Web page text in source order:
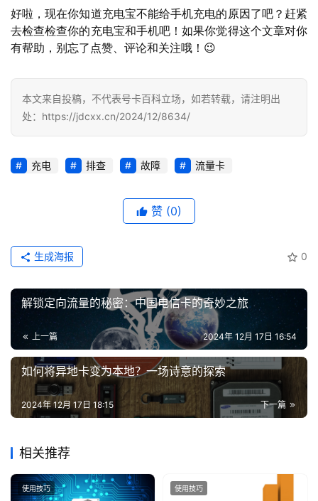
业
资
讯
流
量
卡
推
值
投稿
好啦，现在你知道充电宝不能给手机充电的原因了吧？赶紧
去检查检查你的充电宝和手机吧！如果你觉得这个文章对你
有帮助，别忘了点赞、评论和关注哦！😉
本文来自投稿，不代表号卡百科立场，如若转载，请注明出
处：https://jdcxx.cn/2024/12/8634/
充电 排查 故障 流量卡
赞 (0)
0
生成海报
解锁定向流量的秘密：中国电信卡的奇妙之旅
上一篇 2024年 12月 17日 16:54
如何将异地卡变为本地？一场诗意的探索
下一篇
2024年 12月 17日 18:15
相关推荐
使用技巧 使用技巧